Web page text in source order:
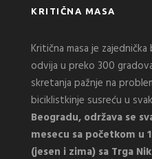
KRITIČNA MASA
Kritična masa je
odvija u preko 300
skretanja pažnje na
biciklistkinje susreću u
Beogradu, održava se
mesecu sa početkom u
(jesen i zima) sa Trga